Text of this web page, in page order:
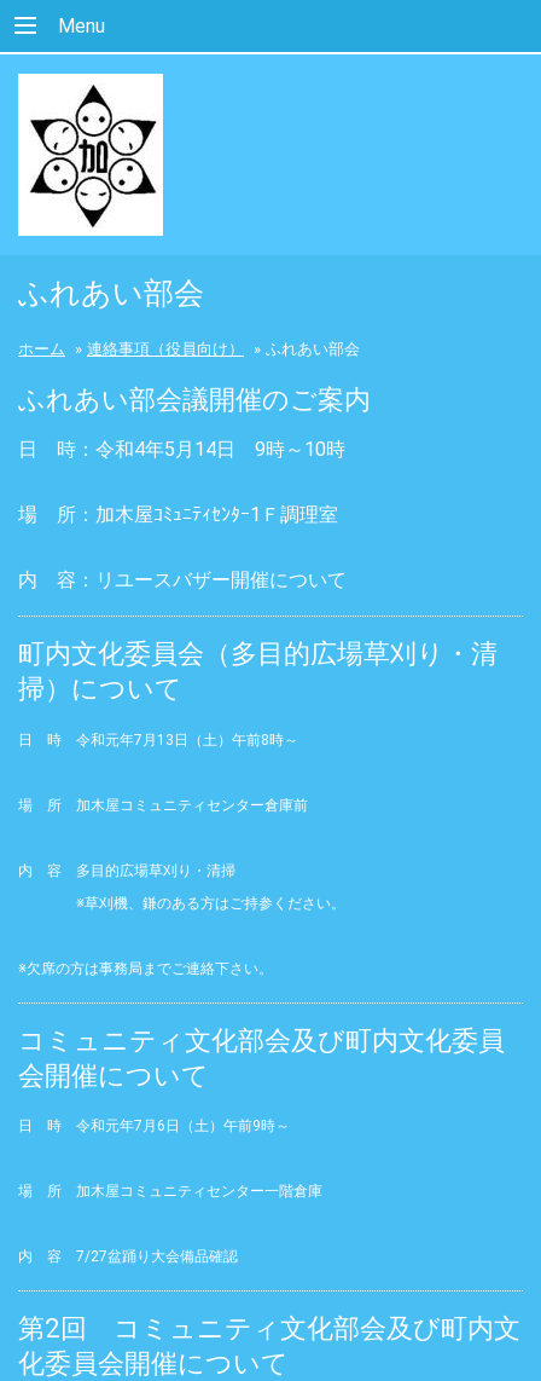
Menu
ふれあい部会
ホーム » 連絡事項（役員向け） » ふれあい部会
ふれあい部会議開催のご案内
日 時：令和4年5月14日 9時～10時
場 所：加木屋ｺﾐｭﾆﾃｨｾﾝﾀｰ1Ｆ調理室
内 容：リユースバザー開催について
町内文化委員会（多目的広場草刈り・清
掃）について
日 時 令和元年7月13日（土）午前8時～
場 所 加木屋コミュニティセンター倉庫前
内 容 多目的広場草刈り・清掃
※草刈機、鎌のある方はご持参ください。
※欠席の方は事務局までご連絡下さい。
コミュニティ文化部会及び町内文化委員
会開催について
日 時 令和元年7月6日（土）午前9時～
場 所 加木屋コミュニティセンター一階倉庫
内 容 7/27盆踊り大会備品確認
第2回 コミュニティ文化部会及び町内文
化委員会開催について